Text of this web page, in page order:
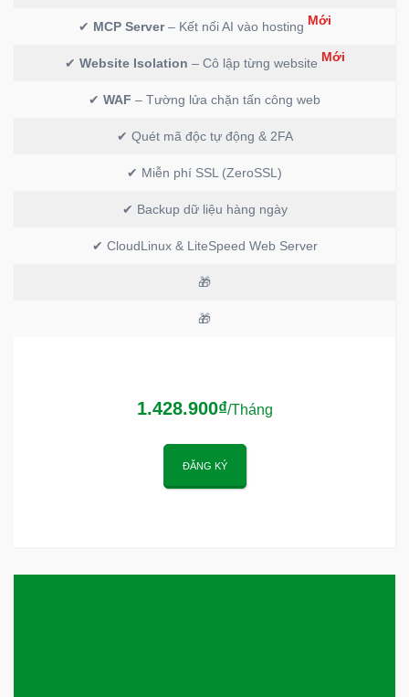
✔ MCP Server– Kết nối AI vào hosting Mới
✔ Website Isolation – Cô lập từng website Mới
✔ WAF – Tường lửa chặn tấn công web
✔ Quét mã độc tự động & 2FA
✔ Miễn phí SSL (ZeroSSL)
✔ Backup dữ liệu hàng ngày
✔ CloudLinux & LiteSpeed Web Server
🎁
🎁
1.428.900₫/Tháng
ĐĂNG KÝ